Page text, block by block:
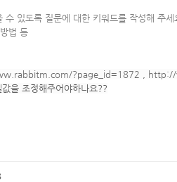
수 있도록 질문에 대한 키워드를 작성해 주세
법 등
?page_id=1872 http://
을 조정해주어야하나요??